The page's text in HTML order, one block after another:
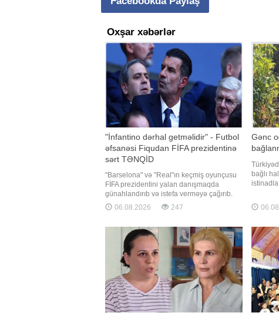
Oxşar xəbərlər
"İnfantino dərhal getməlidir" - Futbol
əfsanəsi Fiqudan FİFA prezidentinə
sərt TƏNQİD
"Barselona" və "Real"ın keçmiş oyunçusu
FİFA prezidentini yalan danışmaqda
günahlandırıb və istefa verməyə çağırıb.
-ın xarici mediaya istinadən xəbərinə görə,
portuqaliyalı futbol əfsanəsi Luiş Fiqu FİFA
edib. "Barselona" və "Real"ı
06.08.2026 247
Gənc
bağlı
istinadla
ərazidə